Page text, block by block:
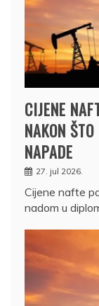
CIJENE
NAKON
NAPADE
27. jul 2026.
Cijene nafte
nadom u